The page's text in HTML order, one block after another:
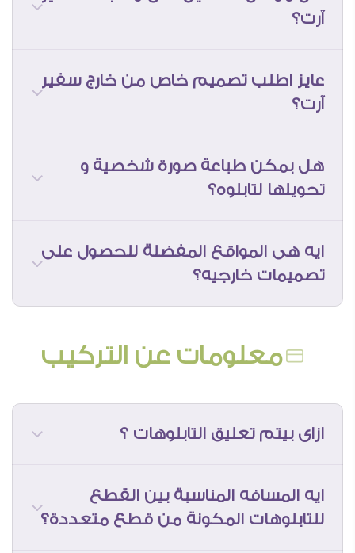
توافر المنتجات التى عايز تشوفها فى
الجاليرى فى الوقت الحالى
آرت؟
عايز اطلب تصميم خاص من خارج سفير
آرت؟
هل بمكن طباعة صورة شخصية و
تحويلها لتابلوه؟
يرجى مراعاه انه لا يمكن التعديل على الصور
الشخصية زى اننا نشيل الخلفية او نضيف
ايه هى المواقع المفضلة للحصول على
تصميمات خارجيه؟
معلومات عن التركيب
ازاى بيتم تعليق التابلوهات ؟
ايه المسافه المناسبة بين القطع
للتابلوهات المكونة من قطع متعددة؟